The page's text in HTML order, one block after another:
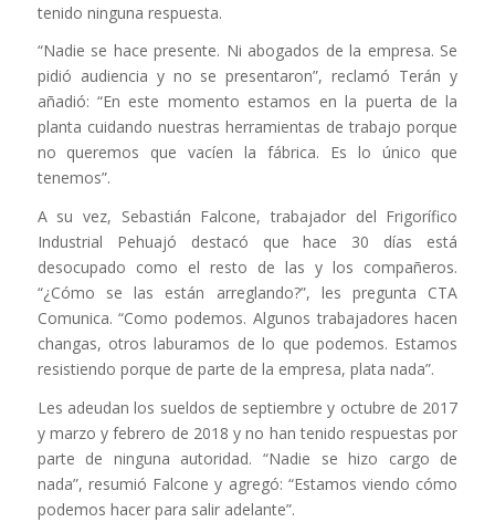
tenido ninguna respuesta.
“Nadie se hace presente. Ni abogados de la empresa. Se
pidió audiencia y no se presentaron”, reclamó Terán y
añadió: “En este momento estamos en la puerta de la
planta cuidando nuestras herramientas de trabajo porque
no queremos que vacíen la fábrica. Es lo único que
tenemos”.
A su vez, Sebastián Falcone, trabajador del Frigorífico
Industrial Pehuajó destacó que hace 30 días está
desocupado como el resto de las y los compañeros.
“¿Cómo se las están arreglando?”, les pregunta CTA
Comunica. “Como podemos. Algunos trabajadores hacen
changas, otros laburamos de lo que podemos. Estamos
resistiendo porque de parte de la empresa, plata nada”.
Les adeudan los sueldos de septiembre y octubre de 2017
y marzo y febrero de 2018 y no han tenido respuestas por
parte de ninguna autoridad. “Nadie se hizo cargo de
nada”, resumió Falcone y agregó: “Estamos viendo cómo
podemos hacer para salir adelante”.